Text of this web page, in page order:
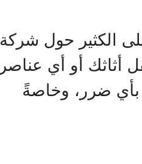
الكثير حول شركة
أو أي عناصر
بأي ضرر، وخاصةً